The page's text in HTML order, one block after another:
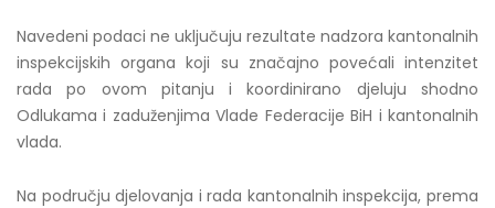
Navedeni podaci ne uključuju rezultate nadzora kantonalnih
inspekcijskih organa koji su značajno povećali intenzitet
rada po ovom pitanju i koordinirano djeluju shodno
Odlukama i zaduženjima Vlade Federacije BiH i kantonalnih
vlada.
Na području djelovanja i rada kantonalnih inspekcija, prema